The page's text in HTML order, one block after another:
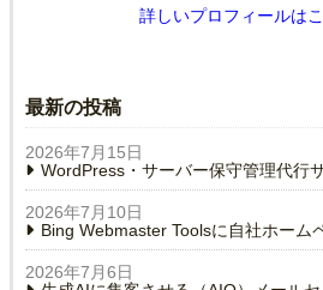
詳しいプロフィールは
最新の投稿
2026年7月15日
WordPress・サーバー保守管理代行
2026年7月10日
Bing Webmaster Toolsに自社ホーム
2026年7月6日